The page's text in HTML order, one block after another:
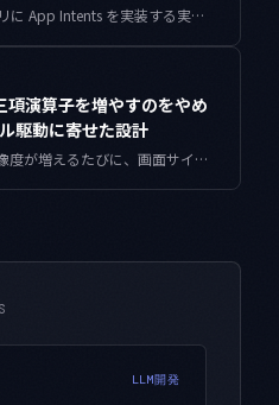
Antigravity を使って iOS アプリに App Intents を実装する実践ガイド。Siri とショートカットアプリへの連携手順を、Antigravity が生成するコードの落とし穴と合わせて解説します。
演算子を増やすのをやめ
駆動に寄せた設計
iPhone Air・17 Pro など新解像度が増えるたびに、画面サイズ判定の三項演算子を29箇所も書き足していました。端末ではなくプロファイルで考えるテーブル駆動の設計に寄せ直し、次の端末追加を1行で終わらせるまでの具体的な手順を、壁紙アプリの実装コードとともにまとめます。
LLM開発